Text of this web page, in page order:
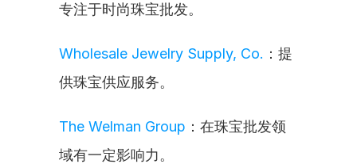
专注于时尚珠宝批发。
Wholesale Jewelry Supply, Co. ：提
供珠宝供应服务。
The Welman Group ：在珠宝批发领
域有一定影响力。